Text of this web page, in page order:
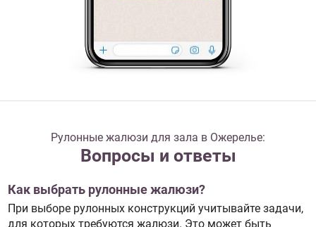
Рулонные жалюзи для зала в Ожерелье:
Вопросы и ответы
Как выбрать рулонные жалюзи?
При выборе рулонных конструкций учитывайте задачи,
для которых требуются жалюзи. Это может быть